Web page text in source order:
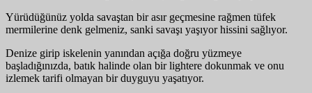
Yürüdüğünüz yolda savaştan bir asır geçmesine rağmen tüfek
mermilerine denk gelmeniz, sanki savaşı yaşıyor hissini sağlıyor.
Denize girip iskelenin yanından açığa doğru yüzmeye
başladığınızda, batık halinde olan bir lightere dokunmak ve onu
izlemek tarifi olmayan bir duyguyu yaşatıyor.